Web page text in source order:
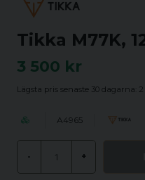
Tikka M77K,
3 500 kr
Lägsta pris senaste 30 dagarna:
A4965
- +